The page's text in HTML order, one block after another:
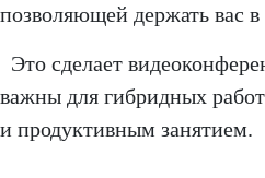
позволяющей держать вас в
Это сделает
важны для гибридных
и продуктивным занятием.